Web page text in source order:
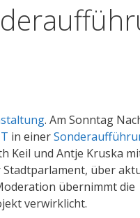
. Am Sonntag
in einer
Keil und Antje Kruska
über
übernimmt die
verwirklicht.